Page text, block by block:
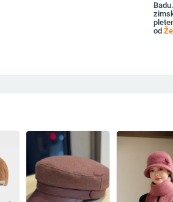
od